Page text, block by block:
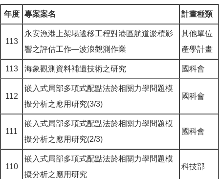
年度 專案案名 計畫種類
113
永安漁港上架場遷移工程對港區航道淤積影
響之評估工作—波浪觀測作業
其他單位
產學計畫
113 海象觀測資料補遺技術之研究 國科會
112
嵌入式局部多項式配點法於相關力學問題模
擬分析之應用研究(3/3)
國科會
111
嵌入式局部多項式配點法於相關力學問題模
擬分析之應用研究(2/3)
國科會
110
嵌入式局部多項式配點法於相關力學問題模
擬分析之應用研究
科技部